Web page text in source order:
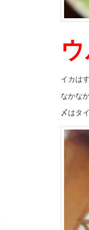
イカは
なかな
〆はタ